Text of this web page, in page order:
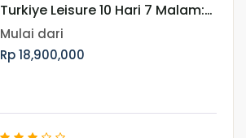
Turkiye Leisure 10 Hari 7 Malam:
Jelajahi Pesona Turki Periode 22
Oktober 2026
Mulai dari
Rp 18,900,000